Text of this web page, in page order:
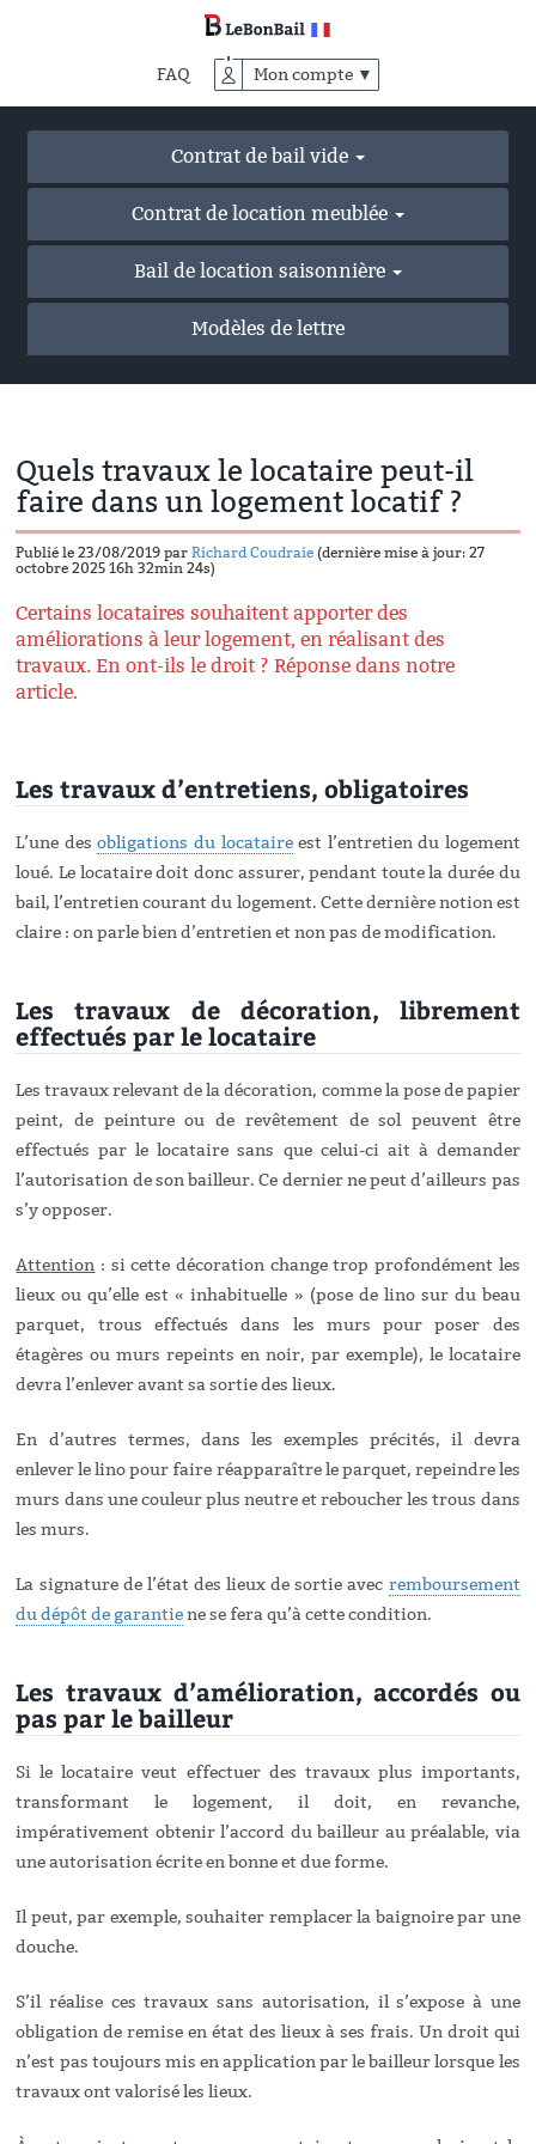
FAQ Mon compte ▼
Contrat de bail vide
Contrat de location meublée
Bail de location saisonnière
Modèles de lettre
Quels travaux le locataire peut-il
faire dans un logement locatif ?
Publié le 23/08/2019 parRichard Coudraie (dernière mise à jour: 27
octobre 2025 16h 32min 24s)
Certains locataires souhaitent apporter des
améliorations à leur logement, en réalisant des
travaux. En ont-ils le droit ? Réponse dans notre
article.
Les travaux d’entretiens, obligatoires
L’une desobligations du locataireest l’entretien du logement
loué. Le locataire doit donc assurer, pendant toute la durée du
bail, l’entretien courant du logement. Cette dernière notion est
claire : on parle bien d’entretien et non pas de modification.
Les travaux de décoration, librement
effectués par le locataire
Les travaux relevant de la décoration, comme la pose de papier
peint, de peinture ou de revêtement de sol peuvent être
effectués par le locataire sans que celui-ci ait à demander
l’autorisation de son bailleur. Ce dernier ne peut d’ailleurs pas
s’y opposer.
Attention : si cette décoration change trop profondément les
lieux ou qu’elle est « inhabituelle » (pose de lino sur du beau
parquet, trous effectués dans les murs pour poser des
étagères ou murs repeints en noir, par exemple), le locataire
devra l’enlever avant sa sortie des lieux.
En d’autres termes, dans les exemples précités, il devra
enlever le lino pour faire réapparaître le parquet, repeindre les
murs dans une couleur plus neutre et reboucher les trous dans
les murs.
La signature de l’état des lieux de sortie avec remboursement
du dépôt de garantiene se fera qu’à cette condition.
Les travaux d’amélioration, accordés ou
pas par le bailleur
Si le locataire veut effectuer des travaux plus importants,
transformant le logement, il doit, en revanche,
impérativement obtenir l’accord du bailleur au préalable, via
une autorisation écrite en bonne et due forme.
Il peut, par exemple, souhaiter remplacer la baignoire par une
douche.
S’il réalise ces travaux sans autorisation, il s’expose à une
obligation de remise en état des lieux à ses frais. Un droit qui
n’est pas toujours mis en application par le bailleur lorsque les
travaux ont valorisé les lieux.